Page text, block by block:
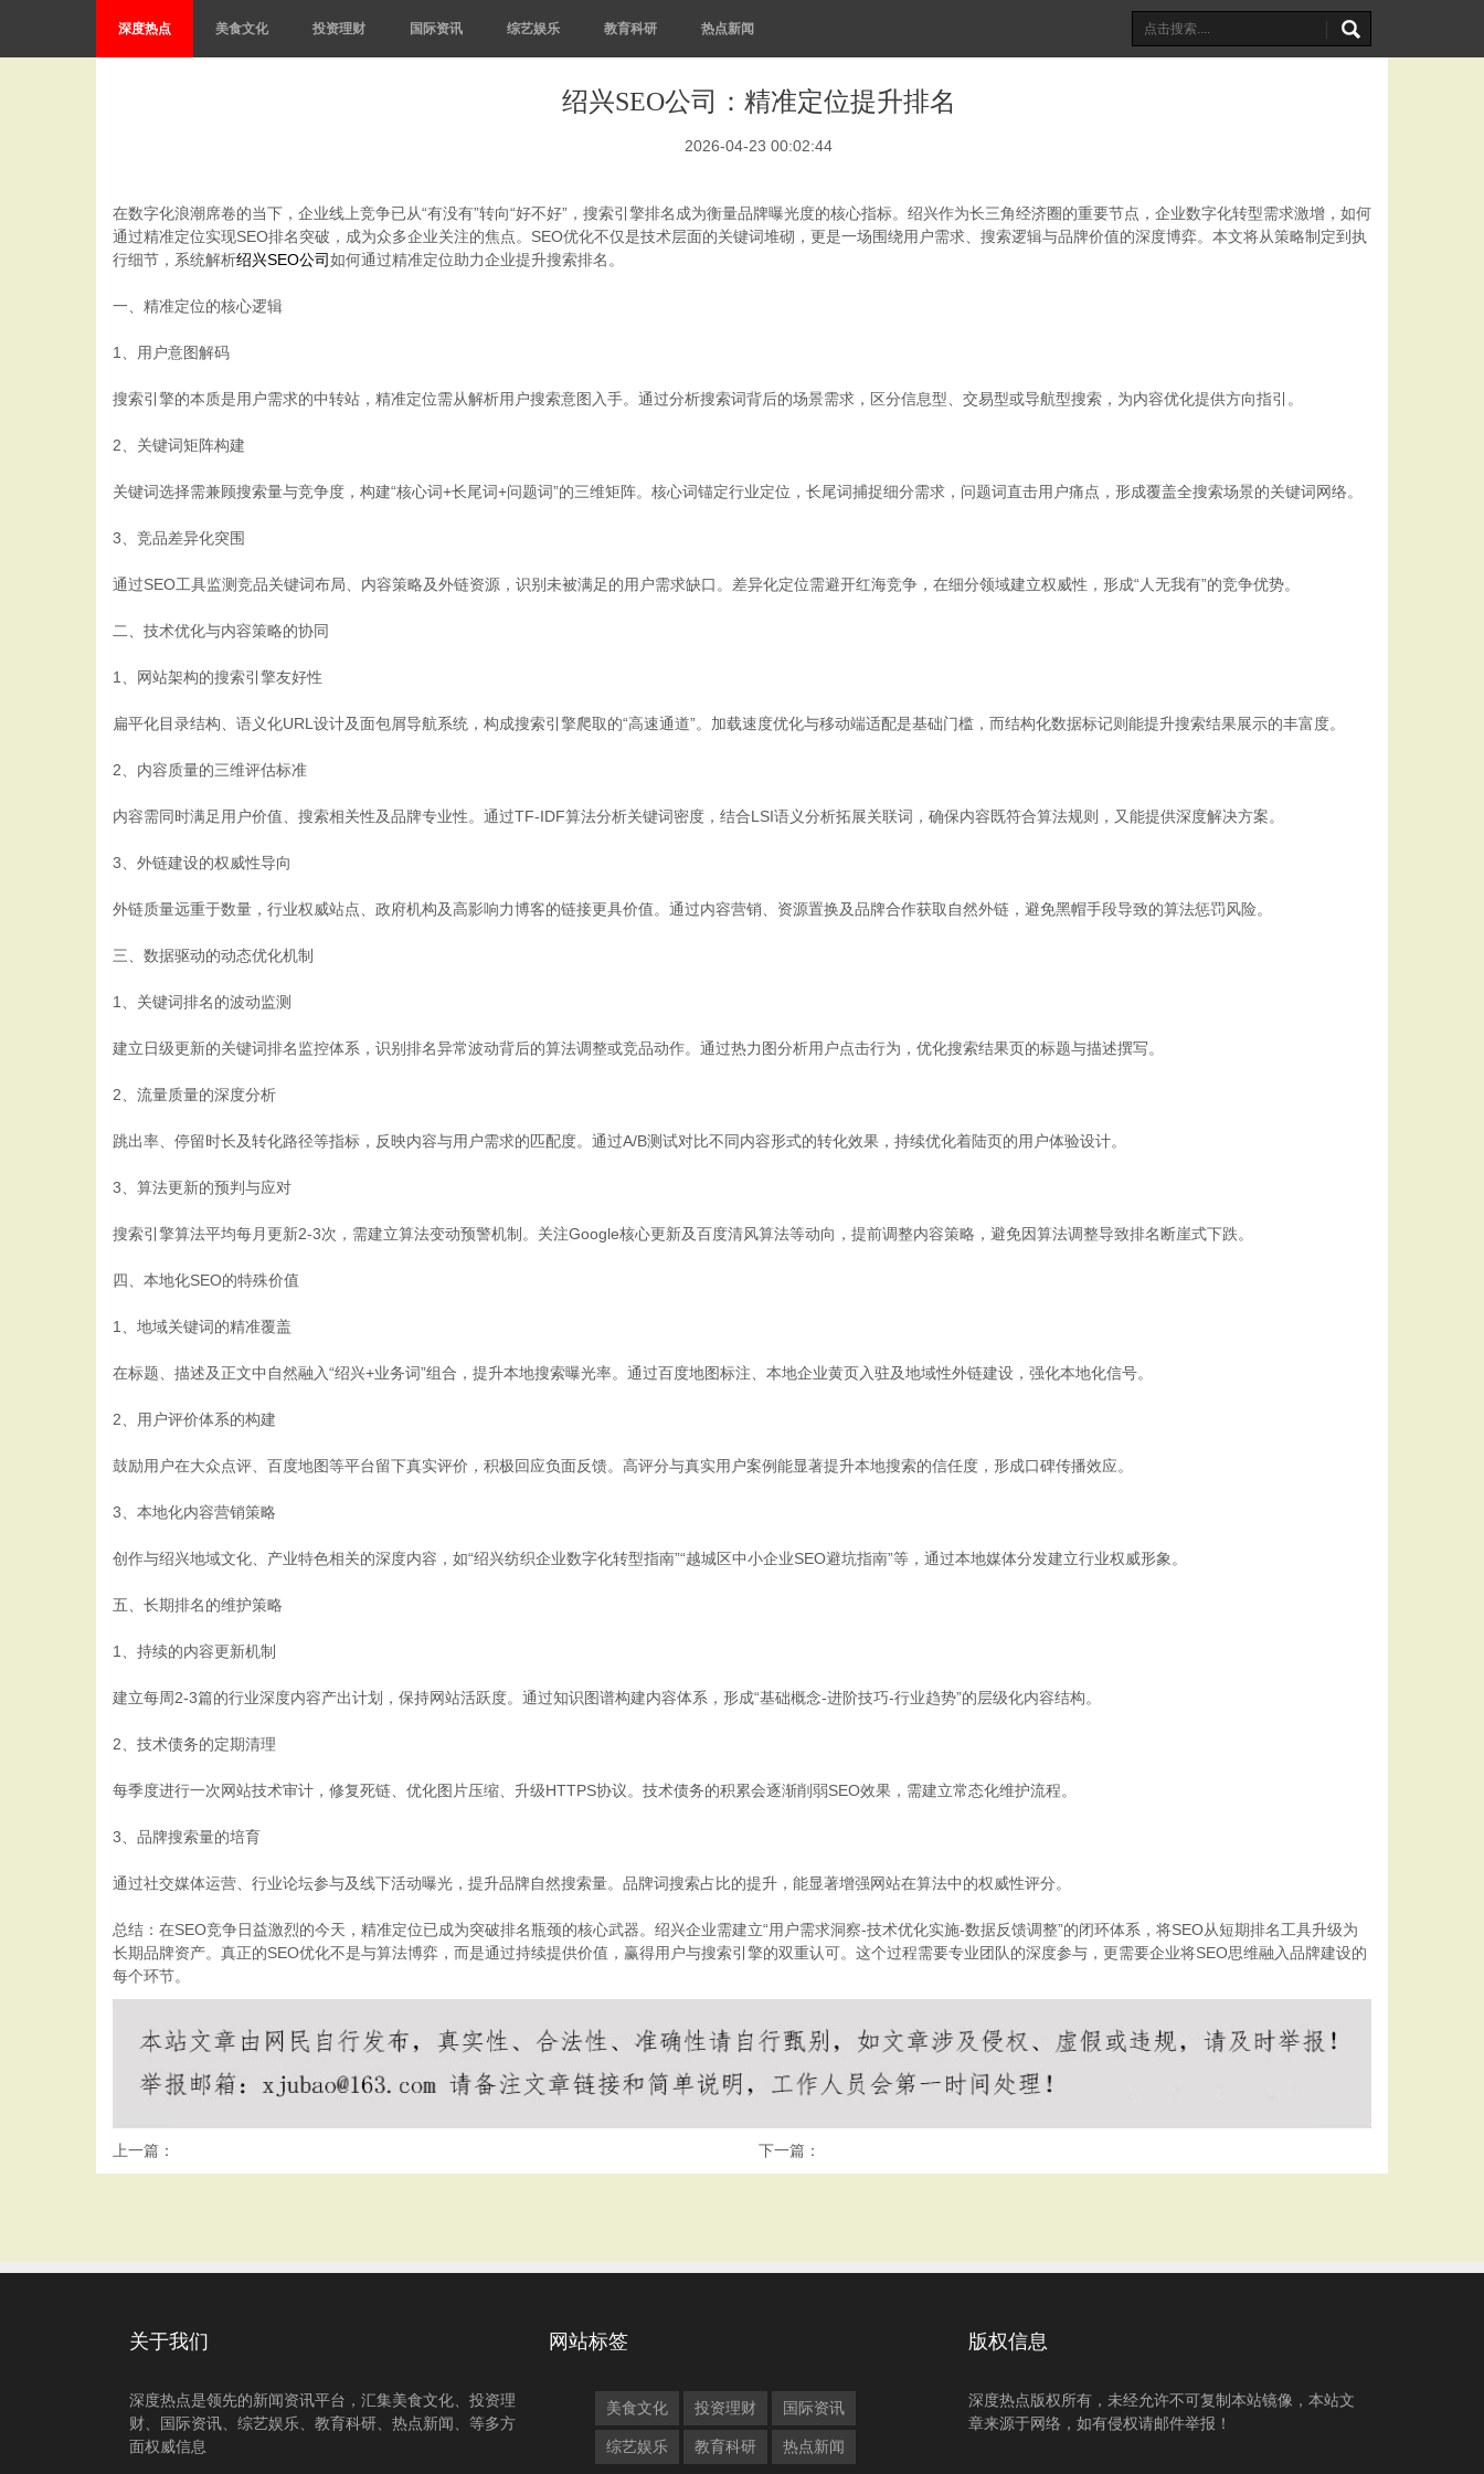
深度热点 美食文化 投资理财 国际资讯 综艺娱乐 教育科研 热点新闻
绍兴SEO公司：精准定位提升排名
2026-04-23 00:02:44
在数字化浪潮席卷的当下，企业线上竞争已从“有没有”转向“好不好”，搜索引擎排名成为衡量品牌曝光度的核心指标。绍兴作为长三角经济圈的重要节点，企业数字化转型需求激增，如何
通过精准定位实现SEO排名突破，成为众多企业关注的焦点。SEO优化不仅是技术层面的关键词堆砌，更是一场围绕用户需求、搜索逻辑与品牌价值的深度博弈。本文将从策略制定到执
行细节，系统解析绍兴SEO公司如何通过精准定位助力企业提升搜索排名。
一、精准定位的核心逻辑
1、用户意图解码
搜索引擎的本质是用户需求的中转站，精准定位需从解析用户搜索意图入手。通过分析搜索词背后的场景需求，区分信息型、交易型或导航型搜索，为内容优化提供方向指引。
2、关键词矩阵构建
关键词选择需兼顾搜索量与竞争度，构建“核心词+长尾词+问题词”的三维矩阵。核心词锚定行业定位，长尾词捕捉细分需求，问题词直击用户痛点，形成覆盖全搜索场景的关键词网络。
3、竞品差异化突围
通过SEO工具监测竞品关键词布局、内容策略及外链资源，识别未被满足的用户需求缺口。差异化定位需避开红海竞争，在细分领域建立权威性，形成“人无我有”的竞争优势。
二、技术优化与内容策略的协同
1、网站架构的搜索引擎友好性
扁平化目录结构、语义化URL设计及面包屑导航系统，构成搜索引擎爬取的“高速通道”。加载速度优化与移动端适配是基础门槛，而结构化数据标记则能提升搜索结果展示的丰富度。
2、内容质量的三维评估标准
内容需同时满足用户价值、搜索相关性及品牌专业性。通过TF-IDF算法分析关键词密度，结合LSI语义分析拓展关联词，确保内容既符合算法规则，又能提供深度解决方案。
3、外链建设的权威性导向
外链质量远重于数量，行业权威站点、政府机构及高影响力博客的链接更具价值。通过内容营销、资源置换及品牌合作获取自然外链，避免黑帽手段导致的算法惩罚风险。
三、数据驱动的动态优化机制
1、关键词排名的波动监测
建立日级更新的关键词排名监控体系，识别排名异常波动背后的算法调整或竞品动作。通过热力图分析用户点击行为，优化搜索结果页的标题与描述撰写。
2、流量质量的深度分析
跳出率、停留时长及转化路径等指标，反映内容与用户需求的匹配度。通过A/B测试对比不同内容形式的转化效果，持续优化着陆页的用户体验设计。
3、算法更新的预判与应对
搜索引擎算法平均每月更新2-3次，需建立算法变动预警机制。关注Google核心更新及百度清风算法等动向，提前调整内容策略，避免因算法调整导致排名断崖式下跌。
四、本地化SEO的特殊价值
1、地域关键词的精准覆盖
在标题、描述及正文中自然融入“绍兴+业务词”组合，提升本地搜索曝光率。通过百度地图标注、本地企业黄页入驻及地域性外链建设，强化本地化信号。
2、用户评价体系的构建
鼓励用户在大众点评、百度地图等平台留下真实评价，积极回应负面反馈。高评分与真实用户案例能显著提升本地搜索的信任度，形成口碑传播效应。
3、本地化内容营销策略
创作与绍兴地域文化、产业特色相关的深度内容，如“绍兴纺织企业数字化转型指南”“越城区中小企业SEO避坑指南”等，通过本地媒体分发建立行业权威形象。
五、长期排名的维护策略
1、持续的内容更新机制
建立每周2-3篇的行业深度内容产出计划，保持网站活跃度。通过知识图谱构建内容体系，形成“基础概念-进阶技巧-行业趋势”的层级化内容结构。
2、技术债务的定期清理
每季度进行一次网站技术审计，修复死链、优化图片压缩、升级HTTPS协议。技术债务的积累会逐渐削弱SEO效果，需建立常态化维护流程。
3、品牌搜索量的培育
通过社交媒体运营、行业论坛参与及线下活动曝光，提升品牌自然搜索量。品牌词搜索占比的提升，能显著增强网站在算法中的权威性评分。
总结：在SEO竞争日益激烈的今天，精准定位已成为突破排名瓶颈的核心武器。绍兴企业需建立“用户需求洞察-技术优化实施-数据反馈调整”的闭环体系，将SEO从短期排名工具升级为
长期品牌资产。真正的SEO优化不是与算法博弈，而是通过持续提供价值，赢得用户与搜索引擎的双重认可。这个过程需要专业团队的深度参与，更需要企业将SEO思维融入品牌建设的
每个环节。
上一篇： 下一篇：
关于我们
深度热点是领先的新闻资讯平台，汇集美食文化、投资理
财、国际资讯、综艺娱乐、教育科研、热点新闻、等多方
面权威信息
网站标签
美食文化 投资理财 国际资讯
综艺娱乐 教育科研 热点新闻
版权信息
深度热点版权所有，未经允许不可复制本站镜像，本站文
章来源于网络，如有侵权请邮件举报！